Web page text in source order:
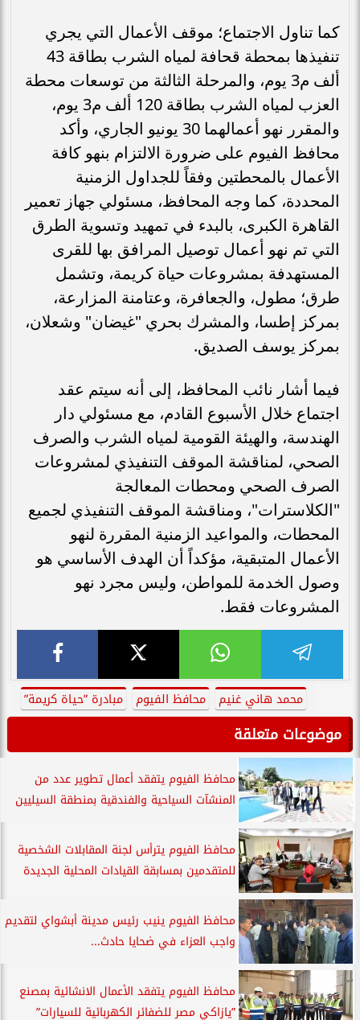
كما تناول الاجتماع؛ موقف الأعمال التي يجري
تنفيذها بمحطة قحافة لمياه الشرب بطاقة 43
ألف م3 يوم، والمرحلة الثالثة من توسعات محطة
العزب لمياه الشرب بطاقة 120 ألف م3 يوم،
والمقرر نهو أعمالهما 30 يونيو الجاري، وأكد
محافظ الفيوم على ضرورة الالتزام بنهو كافة
الأعمال بالمحطتين وفقاً للجداول الزمنية
المحددة، كما وجه المحافظ، مسئولي جهاز تعمير
القاهرة الكبرى، بالبدء في تمهيد وتسوية الطرق
التي تم نهو أعمال توصيل المرافق بها للقرى
المستهدفة بمشروعات حياة كريمة، وتشمل
طرق؛ مطول، والجعافرة، وعتامنة المزارعة،
بمركز إطسا، والمشرك بحري "غيضان" وشعلان،
بمركز يوسف الصديق.
فيما أشار نائب المحافظ، إلى أنه سيتم عقد
اجتماع خلال الأسبوع القادم، مع مسئولي دار
الهندسة، والهيئة القومية لمياه الشرب والصرف
الصحي، لمناقشة الموقف التنفيذي لمشروعات
الصرف الصحي ومحطات المعالجة
"الكلاسترات"، ومناقشة الموقف التنفيذي لجميع
المحطات، والمواعيد الزمنية المقررة لنهو
الأعمال المتبقية، مؤكداً أن الهدف الأساسي هو
وصول الخدمة للمواطن، وليس مجرد نهو
المشروعات فقط.
محمد هاني غنيم محافظ الفيوم مبادرة ”حياة كريمة”
موضوعات متعلقة
محافظ الفيوم يتفقد أعمال تطوير عدد من
المنشآت السياحية والفندقية بمنطقة السيليين
​محافظ الفيوم يترأس لجنة المقابلات الشخصية
للمتقدمين بمسابقة القيادات المحلية الجديدة
محافظ الفيوم ينيب رئيس مدينة أبشواي لتقديم
واجب العزاء في ضحايا حادث...
محافظ الفيوم يتفقد الأعمال الانشائية بمصنع
”يازاكي مصر للضفائر الكهربائية للسيارات”